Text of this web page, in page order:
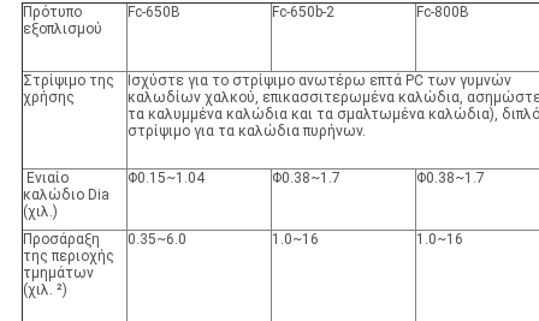
Πρότυπο
εξοπλισμού
Fc-650B Fc-650b-2 Fc-800B
Στρίψιμο της
χρήσης
Ισχύστε για το στρίψιμο ανωτέρω επτά PC των γυμνών
καλωδίων χαλκού, επικασσιτερωμένα καλώδια,
τα καλυμμένα καλώδια και τα σμαλτωμένα καλώδια), διπλό
στρίψιμο για τα καλώδια πυρήνων.
Ενιαίο
καλώδιο Dia
(χιλ.)
Φ0.15~1.04 Φ0.38~1.7 Φ0.38~1.7
Προσάραξη
της περιοχής
τμημάτων
(χιλ. ²)
0.35~6.0 1.0~16 1.0~16